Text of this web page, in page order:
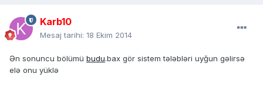
Karb10
Mesaj tarihi: 18 Ekim 2014
Ən sonuncu bölümü budu.bax gör sistem tələbləri uyğun gəlirsə
elə onu yüklə